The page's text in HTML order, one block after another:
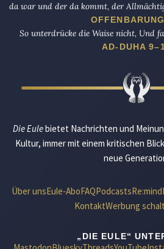
da war und der da kommt, der
So unterdrücke die Waise nicht, Und
AD-DUHA
Die Eulebietet Nachrichten und
Kultur, immer mit einem kritischen
neue
Über unsEule-AboFAQPodcastsRe:mind
KontaktWerbung
„DIE EULE“